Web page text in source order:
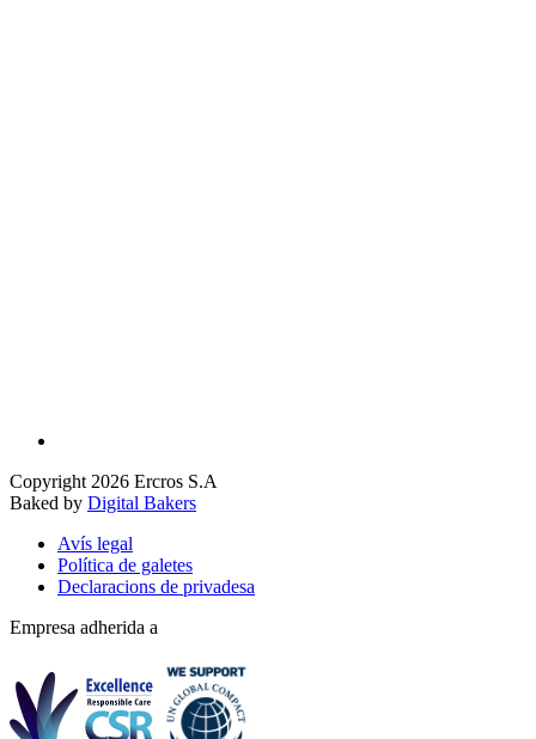
Copyright 2026 Ercros S.A
Baked by Digital Bakers
Avís legal
Política de galetes
Declaracions de privadesa
Empresa adherida a